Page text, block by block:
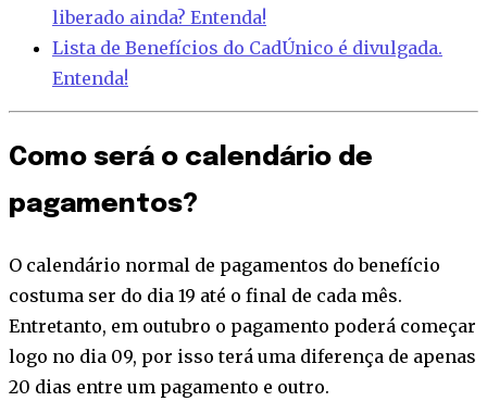
liberado ainda? Entenda!
Lista de Benefícios do CadÚnico é divulgada.
Entenda!
Como será o calendário de
pagamentos?
O calendário normal de pagamentos do benefício
costuma ser do dia 19 até o final de cada mês.
Entretanto, em outubro o pagamento poderá começar
logo no dia 09, por isso terá uma diferença de apenas
20 dias entre um pagamento e outro.